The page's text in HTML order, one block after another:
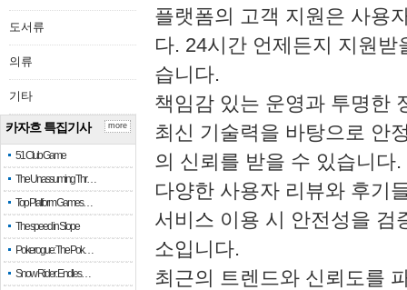
도서류
의류
기타
카자흐 특집기사
51 Club Game
The Unassuming Thr…
Top Platform Games…
The speed in Slope
Pokerogue: The Pok…
Snow Rider: Endles…
more
플랫폼의 고객 지원은 사용
다. 24시간 언제든지 지원
습니다.
책임감 있는 운영과 투명한
최신 기술력을 바탕으로 안
의 신뢰를 받을 수 있습니다.
다양한 사용자 리뷰와 후기
서비스 이용 시 안전성을 검
소입니다.
최근의 트렌드와 신뢰도를